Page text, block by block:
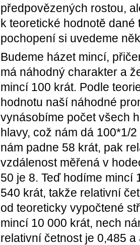
předpovězených rostou,
k teoretické hodnotě
pochopení si uvedeme
Budeme házet mincí,
má náhodný charakter a
mincí 100 krát. Podle
hodnotu naší náhodné
vynásobíme počet všech
hlavy, což nám dá 100*1/
nám padne 58 krát, pak
vzdálenost měřená v
50 je 8. Teď hodíme mincí
540 krát, takže relativní
od teoreticky vypočtené
mincí 10 000 krát, nech
relativní četnost je 0,485